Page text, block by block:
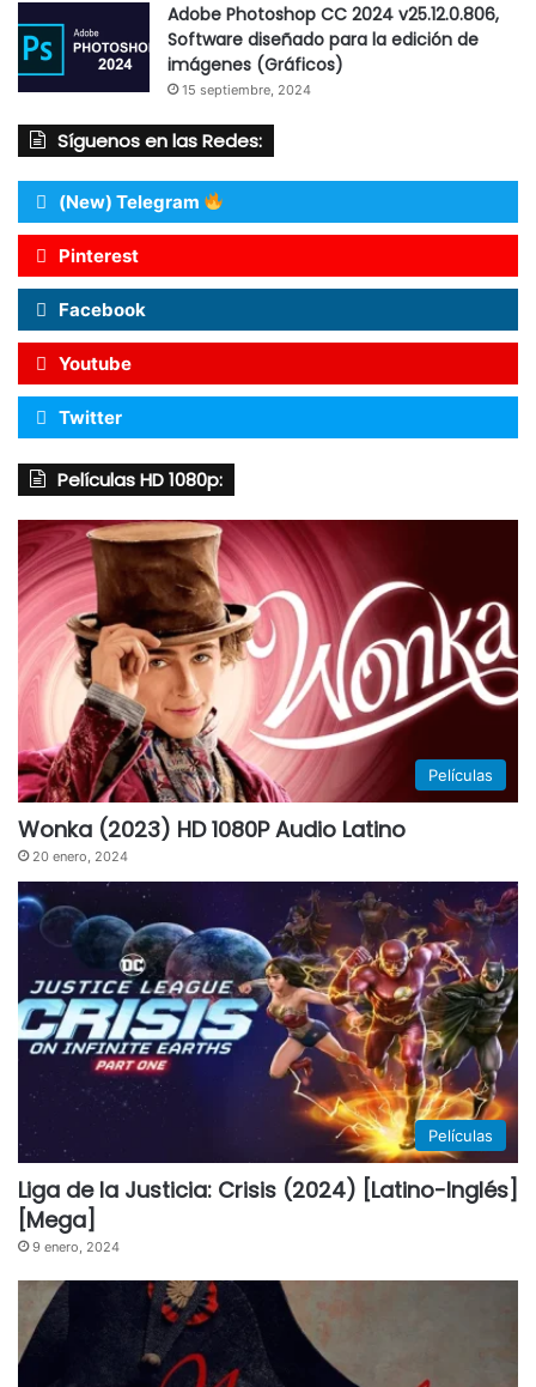
Adobe Photoshop CC 2024 v25.12.0.806,
Software diseñado para la edición de
imágenes (Gráficos)
15 septiembre, 2024
Síguenos en las Redes:
(New) Telegram
Pinterest
Facebook
Youtube
Twitter
Películas HD 1080p:
Películas
Wonka (2023) HD 1080P Audio Latino
20 enero, 2024
Películas
Liga de la Justicia: Crisis (2024) [Latino-Inglés]
[Mega]
9 enero, 2024